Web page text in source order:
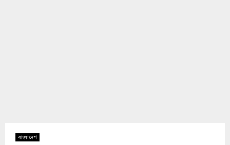
বাংলাদেশ